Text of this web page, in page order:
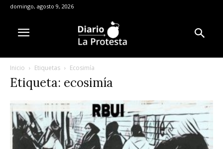
domingo, agosto 9, 2026
Inicio Etiquetas Ecosimía
Etiqueta: ecosimía